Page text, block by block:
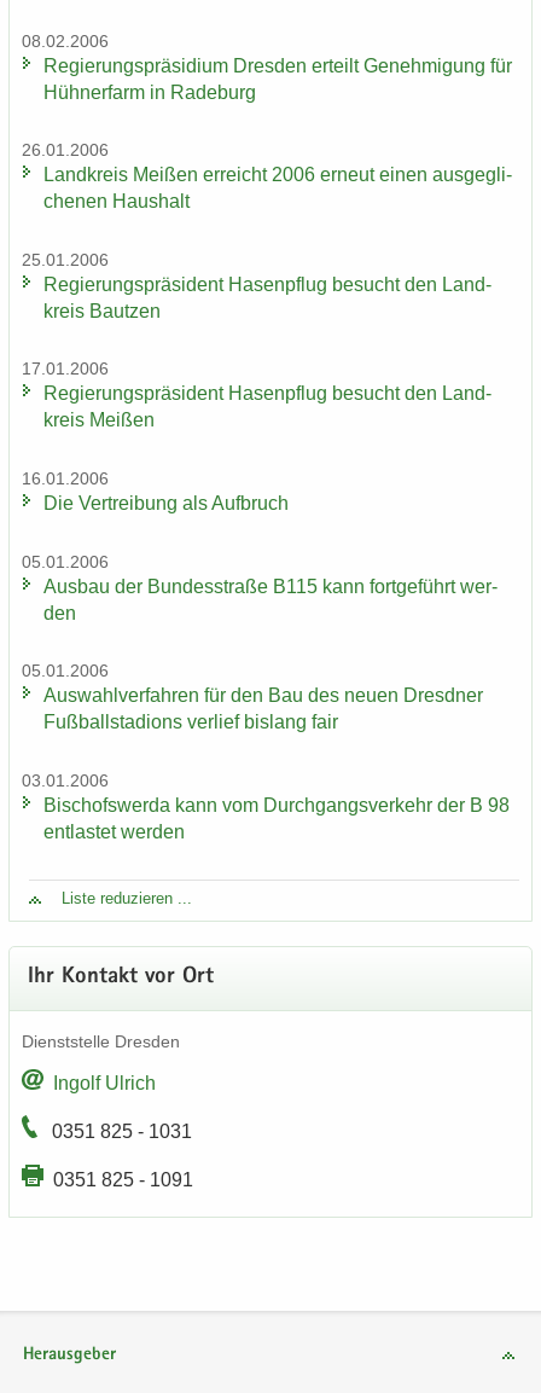
08.02.2006
Re­gie­rungs­prä­si­di­um Dres­den er­teilt Ge­neh­mi­gung für
Hüh­ner­farm in Ra­de­burg
26.01.2006
Land­kreis Mei­ßen er­reicht 2006 er­neut einen aus­ge­gli­
che­nen Haus­halt
25.01.2006
Re­gie­rungs­prä­si­dent Ha­sen­pflug be­sucht den Land­
kreis Baut­zen
17.01.2006
Re­gie­rungs­prä­si­dent Ha­sen­pflug be­sucht den Land­
kreis Mei­ßen
16.01.2006
Die Ver­trei­bung als Auf­bruch
05.01.2006
Aus­bau der Bun­des­stra­ße B115 kann fort­ge­führt wer­
den
05.01.2006
Aus­wahl­ver­fah­ren für den Bau des neuen Dresd­ner
Fuß­ball­sta­di­ons ver­lief bis­lang fair
03.01.2006
Bi­schofs­wer­da kann vom Durch­gangs­ver­kehr der B 98
ent­las­tet wer­den
Liste re­du­zie­ren ...
Ihr Kon­takt vor Ort
Dienst­stel­le Dres­den
In­golf Ul­rich
0351 825 - 1031
0351 825 - 1091
Herausgeber